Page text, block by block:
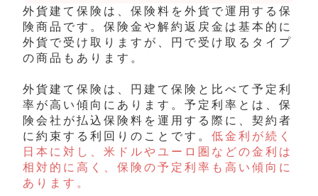
外貨建て保険は、保険料を外貨で運用する保
険商品です。保険金や解約返戻金は基本的に
外貨で受け取りますが、円で受け取るタイプ
の商品もあります。
外貨建て保険は、円建て保険と比べて予定利
率が高い傾向にあります。 予定利率とは、保
険会社が払込保険料を運用する際に、契約者
に約束する利回りのことです。 低金利が続く
日本に対し、米ドルやユーロ圏などの金利は
相対的に高く、保険の予定利率も高い傾向に
あります。